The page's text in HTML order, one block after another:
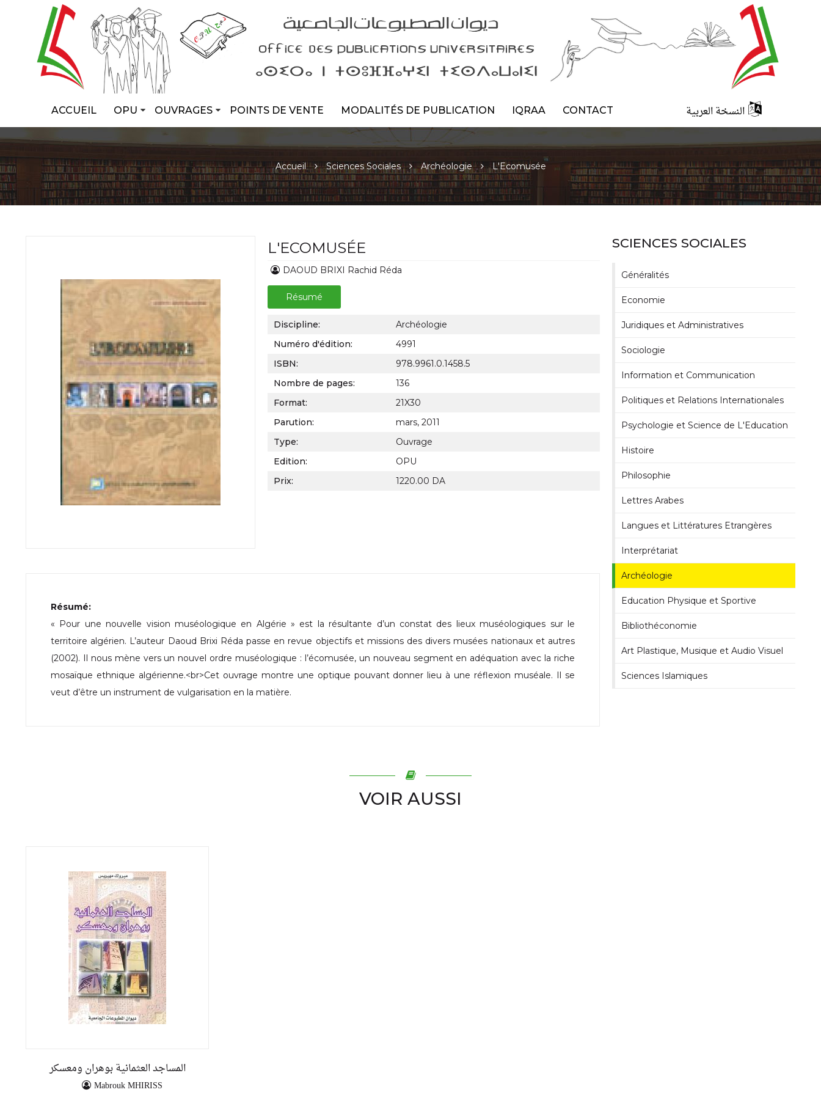
ACCUEIL OPU OUVRAGES POINTS DE VENTE MODALITÉS DE PUBLICATION IQRAA CONTACT النسخة العربية
Accueil Sciences Sociales Archéologie L'Ecomusée
L'ECOMUSÉE
DAOUD BRIXI Rachid Réda
Résumé
Discipline:
Archéologie
Numéro d'édition:
4991
ISBN:
978.9961.0.1458.5
Nombre de pages:
136
Format:
21X30
Parution:
mars, 2011
Type:
Ouvrage
Edition:
OPU
Prix:
1220.00 DA
Résumé:
« Pour une nouvelle vision muséologique en Algérie » est la résultante d’un constat des lieux muséologiques sur le
territoire algérien. L’auteur Daoud Brixi Réda passe en revue objectifs et missions des divers musées nationaux et autres
(2002). Il nous mène vers un nouvel ordre muséologique : l’écomusée, un nouveau segment en adéquation avec la riche
mosaïque ethnique algérienne.<br>Cet ouvrage montre une optique pouvant donner lieu à une réflexion muséale. Il se
veut d’être un instrument de vulgarisation en la matière.
SCIENCES SOCIALES
Généralités
Economie
Juridiques et Administratives
Sociologie
Information et Communication
Politiques et Relations Internationales
Psychologie et Science de L'Education
Histoire
Philosophie
Lettres Arabes
Langues et Littératures Etrangères
Interprétariat
Archéologie
Education Physique et Sportive
Bibliothéconomie
Art Plastique, Musique et Audio Visuel
Sciences Islamiques
VOIR AUSSI
المساجد العثمانية بوهران ومعسكر
Mabrouk MHIRISS